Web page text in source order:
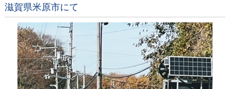
滋賀県米原市にて